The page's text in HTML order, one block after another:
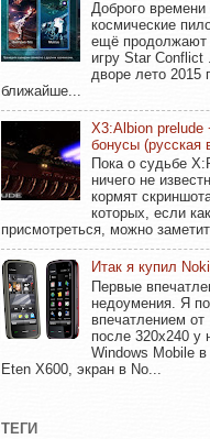
Доброго времени
космические
ещё продолжают
игру Star Conflict
дворе лето 2015
ближайше...
X3:Albion prelude
бонусы (русская
Пока о судьбе
ничего не
кормят
которых, если
присмотреться, можно
Итак я купил
Первые
недоумения. Я
впечатлением от
после 320х240 у
Windows Mobile
Eten X600, экран в No...
ТЕГИ